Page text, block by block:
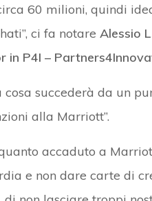
60 milioni, quindi
ci fa notare Alessio
in P4I –
cosa succederà da un
alla Marriott”.
accaduto a
e non dare carte di